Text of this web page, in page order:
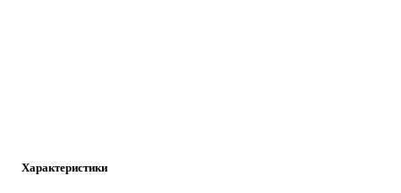
Характеристики